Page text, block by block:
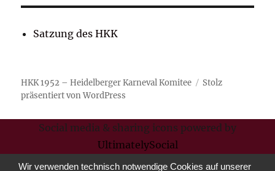
Satzung des HKK
HKK 1952 – Heidelberger Karneval Komitee
Stolz
präsentiert von WordPress
Social media & sharing icons powered by
UltimatelySocial
Wir verwenden technisch notwendige Cookies auf unserer